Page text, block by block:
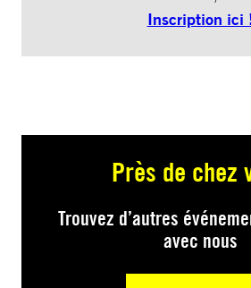
Inscription ici
Près de chez
Trouvez d’autres
avec nous